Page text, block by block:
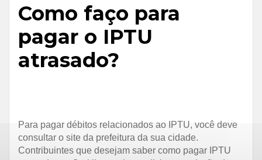
Como faço para
pagar o IPTU
atrasado?
Para pagar débitos relacionados ao IPTU, você deve
consultar o site da prefeitura da sua cidade.
Contribuintes que desejam saber como pagar IPTU